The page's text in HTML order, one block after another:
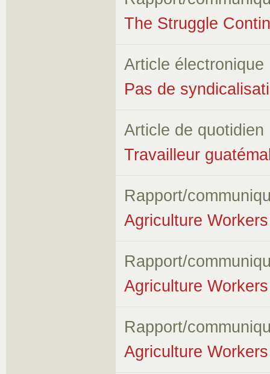
The Struggle
Article électronique
Pas de
Article de quotidien
Travailleur
Rapport/
Agriculture
Rapport/
Agriculture
Rapport/
Agriculture